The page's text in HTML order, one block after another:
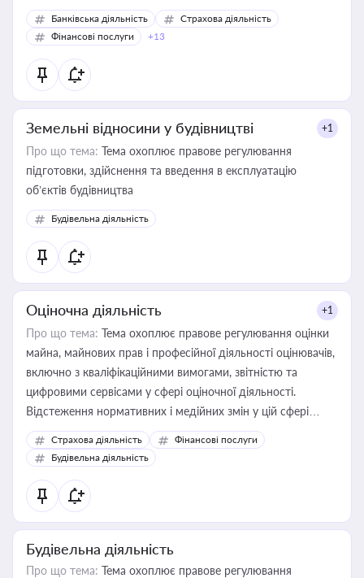
Банківська діяльність
Страхова діяльність
Фінансові послуги
+13
Земельні відносини у будівництві +1
Про що тема: Тема охоплює правове регулювання
підготовки, здійснення та введення в експлуатацію
об’єктів будівництва
Будівельна діяльність
Оціночна діяльність +1
Про що тема: Тема охоплює правове регулювання оцінки
майна, майнових прав і професійної діяльності оцінювачів,
включно з кваліфікаційними вимогами, звітністю та
цифровими сервісами у сфері оціночної діяльності.
Відстеження нормативних і медійних змін у цій сфері
корисне для власника бізнесу, керівника, юриста або
бухгалтера під час оподаткування, приватизації, оренди
державного майна, корпоративних угод і перевірки
статусу суб'єктів оціночної діяльності
Страхова діяльність
Фінансові послуги
Будівельна діяльність
Будівельна діяльність
Про що тема: Тема охоплює правове регулювання